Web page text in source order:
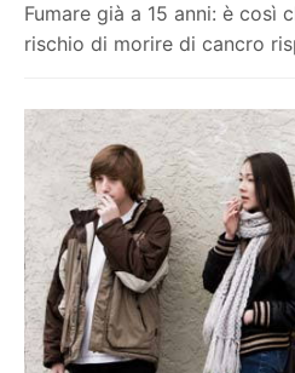
Fumare già a 15 anni: è così
rischio di morire di cancro